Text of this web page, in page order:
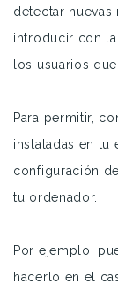
detectar
introducir con
los usuarios
Para permitir,
instaladas en tu
configuración
tu ordenador.
Por ejemplo,
hacerlo en el